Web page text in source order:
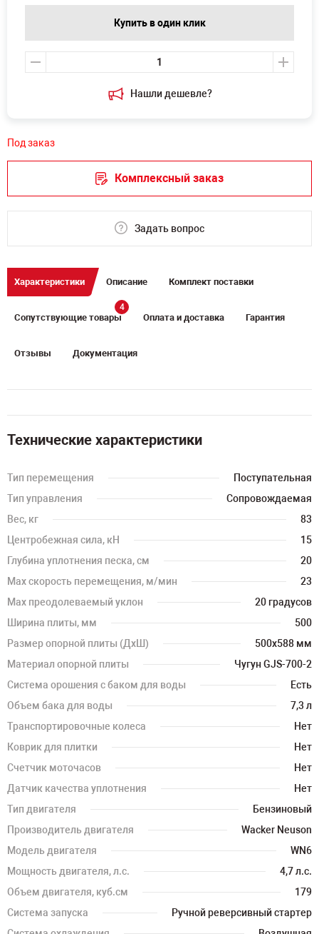
Нашли дешевле?
Купить в один клик
Под заказ
Комплексный заказ
Задать вопрос
Характеристики Описание Комплект поставки
Сопутствующие товары
4
Оплата и доставка Гарантия
Отзывы Документация
Технические характеристики
Тип перемещения
Поступательная
Тип управления
Сопровождаемая
Вес, кг
83
Центробежная сила, кН
15
Глубина уплотнения песка, см
20
Max скорость перемещения, м/мин
23
Max преодолеваемый уклон
20 градусов
Ширина плиты, мм
500
Размер опорной плиты (ДхШ)
500x588 мм
Материал опорной плиты
Чугун GJS-700-2
Система орошения с баком для воды
Есть
Объем бака для воды
7,3 л
Транспортировочные колеса
Нет
Коврик для плитки
Нет
Счетчик моточасов
Нет
Датчик качества уплотнения
Нет
Тип двигателя
Бензиновый
Производитель двигателя
Wacker Neuson
Модель двигателя
WN6
Мощность двигателя, л.с.
4,7 л.с.
Объем двигателя, куб.см
179
Система запуска
Ручной реверсивный стартер